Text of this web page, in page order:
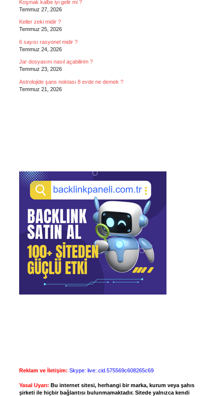
Koşmak kalbe iyi gelir mi ?
Temmuz 27, 2026
Keller zeki midir ?
Temmuz 25, 2026
6 sayısı rasyonel midir ?
Temmuz 24, 2026
Jar dosyasını nasıl açabilirim ?
Temmuz 23, 2026
Astrolojide şans noktası 8 evde ne demek ?
Temmuz 21, 2026
Reklam ve İletişim: Skype: live:.cid.575569c608265c69
Yasal Uyarı: Bu internet sitesi, herhangi bir marka, kurum veya şahıs
şirketi ile hiçbir bağlantısı bulunmamaktadır. Sitede yalnızca kendi